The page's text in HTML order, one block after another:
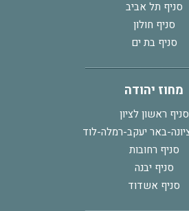
סניף תל אביב
סניף חולון
סניף בת ים
מחוז יהודה
סניף ראשון לציון
באר יעקב-רמלה-לוד
סניף רחובות
סניף יבנה
סניף אשדוד